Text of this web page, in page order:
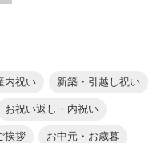
内祝い 新築・引越し祝い
お祝い返し・内祝い
挨拶 お中元・お歳暮